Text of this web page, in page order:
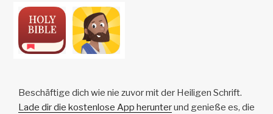
Beschäftige dich wie nie zuvor mit der Heiligen Schrift.
Lade dir die kostenlose App herunterund genieße es, die